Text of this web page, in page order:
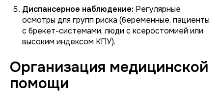
Диспансерное наблюдение: Регулярные
осмотры для групп риска (беременные, пациенты
с брекет-системами, люди с ксеростомией или
высоким индексом КПУ).
Организация медицинской
помощи